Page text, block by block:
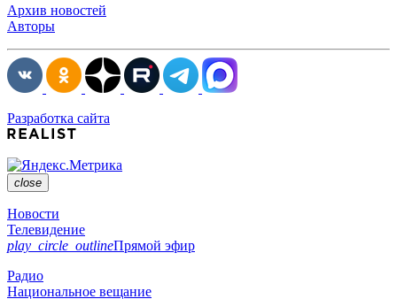
Архив новостей
Авторы
Разработка сайта
close
Новости
Телевидение
play_circle_outlineПрямой эфир
Радио
Национальное вещание